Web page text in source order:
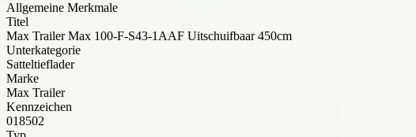
Allgemeine Merkmale
Titel
Max Trailer Max 100-F-S43-1AAF Uitschuifbaar 450cm
Unterkategorie
Satteltieflader
Marke
Max Trailer
Kennzeichen
018502